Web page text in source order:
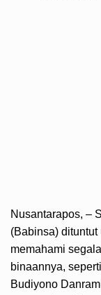
Nusantarapos, –
(Babinsa)
memahami
binaannya,
Budiyono